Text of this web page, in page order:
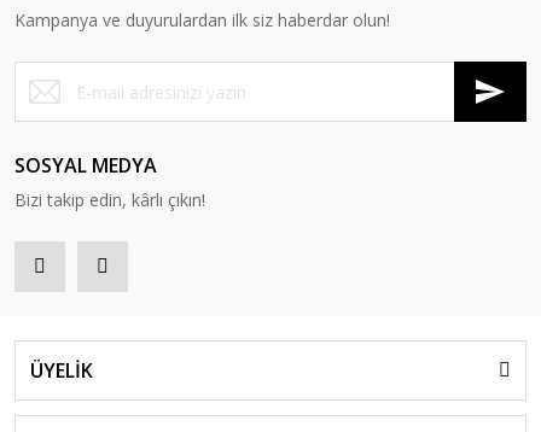
Kampanya ve duyurulardan ilk siz haberdar olun!
SOSYAL MEDYA
Bizi takip edin, kârlı çıkın!
ÜYELİK